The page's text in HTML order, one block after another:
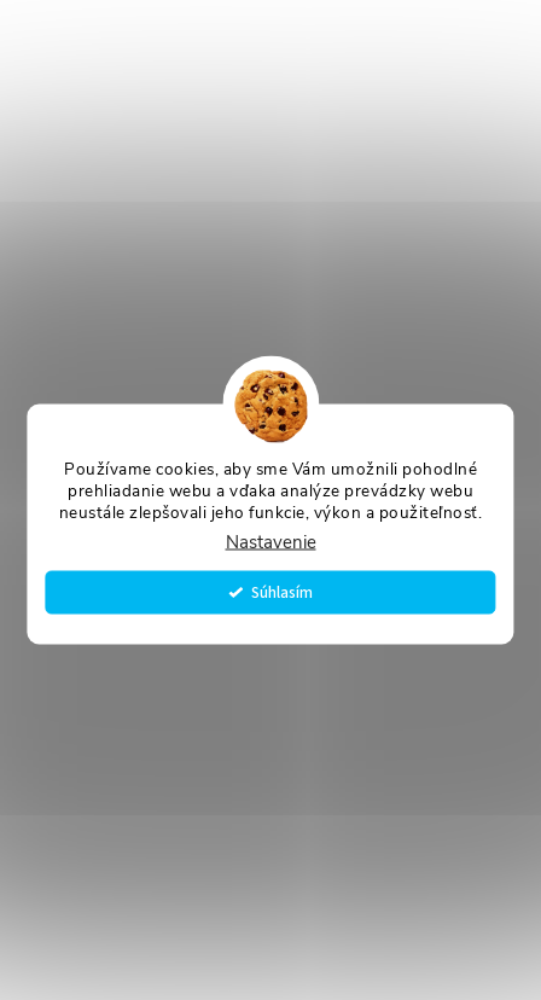
Používame cookies, aby sme Vám umožnili pohodlné
prehliadanie webu a vďaka analýze prevádzky webu
neustále zlepšovali jeho funkcie, výkon a použiteľnosť.
Nastavenie
Súhlasím